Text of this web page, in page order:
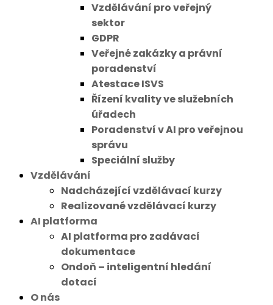
Vzdělávání pro veřejný
sektor
GDPR
Veřejné zakázky a právní
poradenství
Atestace ISVS
Řízení kvality ve služebních
úřadech
Poradenství v AI pro veřejnou
správu
Speciální služby
Vzdělávání
Nadcházející vzdělávací kurzy
Realizované vzdělávací kurzy
AI platforma
AI platforma pro zadávací
dokumentace
Ondoň – inteligentní hledání
dotací
O nás